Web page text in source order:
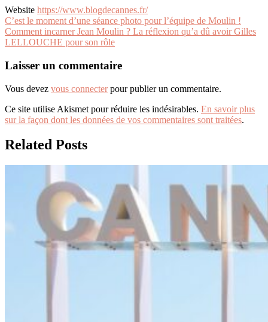
Website https://www.blogdecannes.fr/
Navigation
de
C’est le moment d’une séance photo pour l’équipe de Moulin !
Comment incarner Jean Moulin ? La réflexion qu’a dû avoir Gilles
LELLOUCHE pour son rôle
Laisser un commentaire
Vous devez vous connecterpour publier un commentaire.
Ce site utilise Akismet pour réduire les indésirables. En savoir plus
sur la façon dont les données de vos commentaires sont traitées.
Related Posts